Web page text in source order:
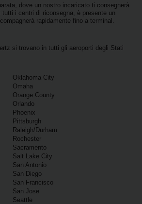
dove un nostro incaricato ti consegnerà
tutti i centri di riconsegna, è presente un
rapidamente fino a terminal.
si trovano in tutti gli aeroporti degli Stati
Oklahoma City
Omaha
Orange County
Orlando
Phoenix
Pittsburgh
Raleigh/Durham
Rochester
Sacramento
Salt Lake City
San Antonio
San Diego
San Francisco
San Jose
Seattle